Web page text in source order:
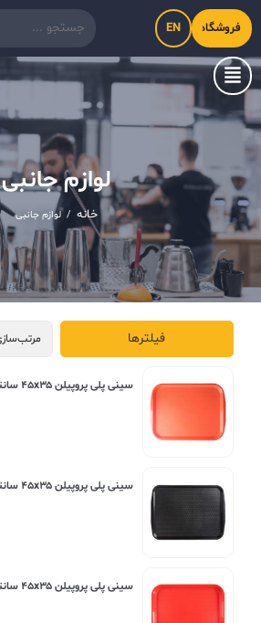
فروشگاه اینترنتی کیت‌لاین
EN
لوازم جانبی
خانه / لوازم جانبی
فیلترها
سینی پلی پروپیلن ۴۵x۳۵ سانتیمتری نارنجی کیچن تک
سینی پلی پروپیلن ۴۵x۳۵ سانتیمتری مشکی کیچن تک
سینی پلی پروپیلن ۴۵x۳۵ سانتیمتری گوجه ای کیچن تک